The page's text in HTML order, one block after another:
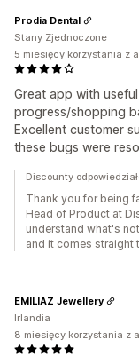
Great app with
progress/shopping
Excellent customer
these bugs were
Prodia Dental
Stany Zjednoczone
5 miesięcy korzystania z
Discounty
Thank you for being
Head of Product at
understand what's
and it comes straight
EMILIAZ Jewellery
Irlandia
8 miesięcy korzystania z